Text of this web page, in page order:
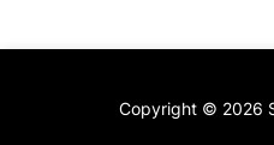
Copyright © 2026